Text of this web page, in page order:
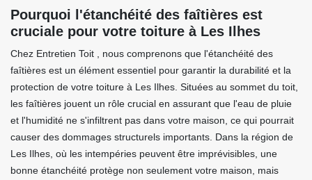
Pourquoi l'étanchéité des faîtières est
cruciale pour votre toiture à Les Ilhes
Chez Entretien Toit , nous comprenons que l'étanchéité des
faîtières est un élément essentiel pour garantir la durabilité et la
protection de votre toiture à Les Ilhes. Situées au sommet du toit,
les faîtières jouent un rôle crucial en assurant que l'eau de pluie
et l'humidité ne s'infiltrent pas dans votre maison, ce qui pourrait
causer des dommages structurels importants. Dans la région de
Les Ilhes, où les intempéries peuvent être imprévisibles, une
bonne étanchéité protège non seulement votre maison, mais